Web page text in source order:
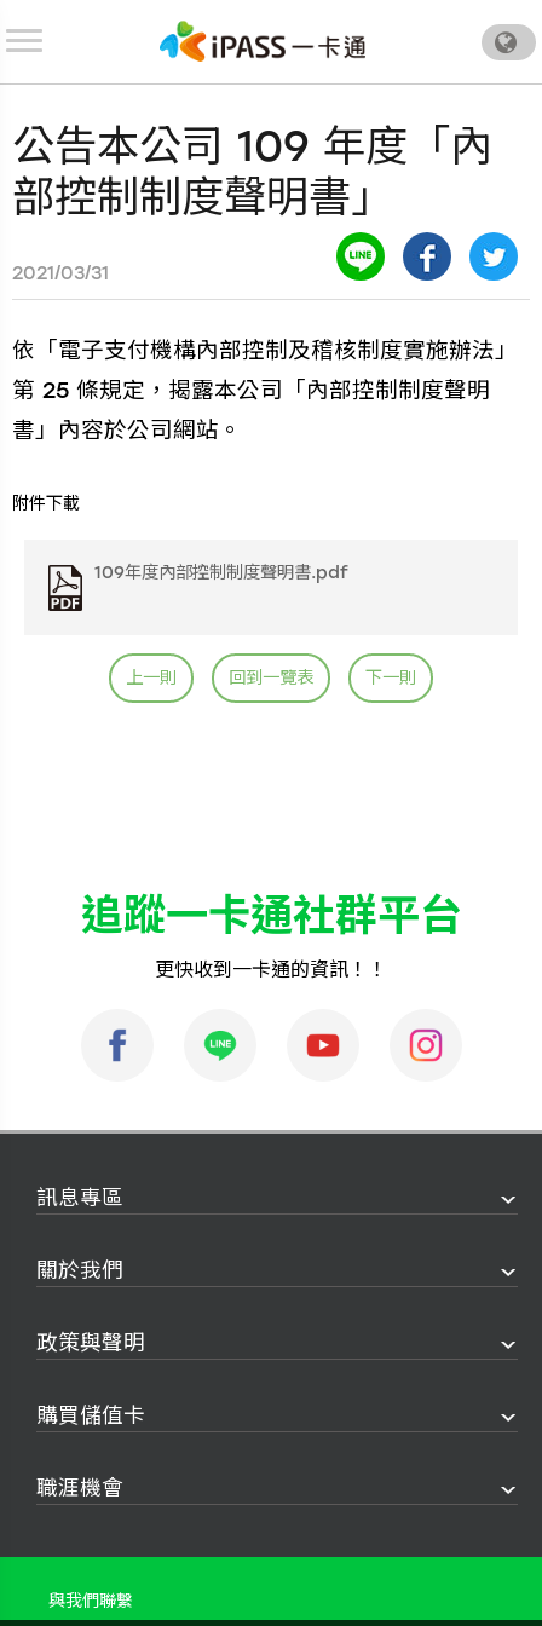
.
公告本公司 109 年度「內
部控制制度聲明書」
2021/03/31
依「電子支付機構內部控制及稽核制度實施辦法」
第 25 條規定，揭露本公司「內部控制制度聲明
書」內容於公司網站。
附件下載
109年度內部控制制度聲明書.pdf
上一則 回到一覽表 下一則
追蹤一卡通社群平台
更快收到一卡通的資訊！！
訊息專區
關於我們
政策與聲明
購買儲值卡
職涯機會
與我們聯繫